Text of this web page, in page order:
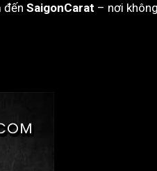
đến SaigonCarat – nơi